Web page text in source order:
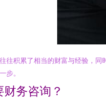
往积累了相当的财富与经验，
步。
务咨询？